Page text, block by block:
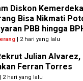
Diskon
Bisa Nikmati
PBB hingga
| 2 hari yang lalu
Julian Alvarez,
Ferran Torres
2 hari yang lalu